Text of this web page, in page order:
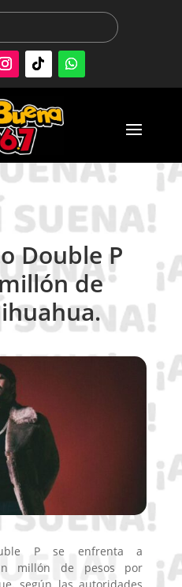
Double P
de
P
se enfrenta a
millón de pesos por